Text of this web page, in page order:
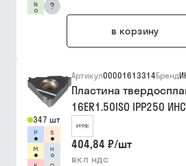
?
в корзину
347 шт
Артикул00001613314Бренд
Пластина
16ER1.50ISO IPP250
404,84 ₽/шт
вкл ндс